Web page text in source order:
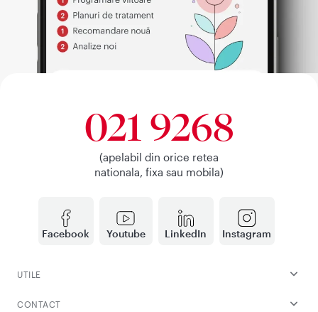
Facebook Youtube LinkedIn Instagram
021 9268
(apelabil din orice retea
nationala, fixa sau mobila)
UTILE
CONTACT